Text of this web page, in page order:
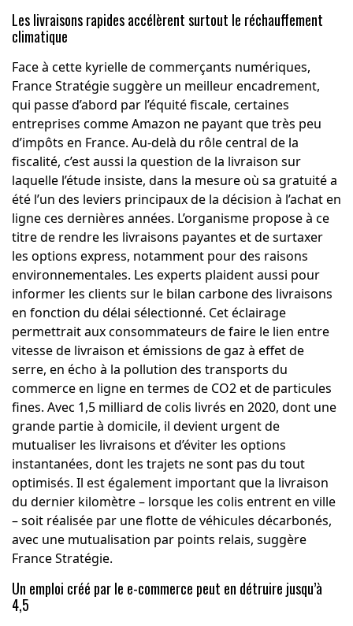
Les livraisons rapides accélèrent surtout le réchauffement
climatique
Face à cette kyrielle de commerçants numériques,
France Stratégie suggère un meilleur encadrement,
qui passe d’abord par l’équité fiscale, certaines
entreprises comme Amazon ne payant que très peu
d’impôts en France. Au-delà du rôle central de la
fiscalité, c’est aussi la question de la livraison sur
laquelle l’étude insiste, dans la mesure où sa gratuité a
été l’un des leviers principaux de la décision à l’achat en
ligne ces dernières années. L’organisme propose à ce
titre de rendre les livraisons payantes et de surtaxer
les options express, notamment pour des raisons
environnementales. Les experts plaident aussi pour
informer les clients sur le bilan carbone des livraisons
en fonction du délai sélectionné. Cet éclairage
permettrait aux consommateurs de faire le lien entre
vitesse de livraison et émissions de gaz à effet de
serre, en écho à la pollution des transports du
commerce en ligne en termes de CO2 et de particules
fines. Avec 1,5 milliard de colis livrés en 2020, dont une
grande partie à domicile, il devient urgent de
mutualiser les livraisons et d’éviter les options
instantanées, dont les trajets ne sont pas du tout
optimisés. Il est également important que la livraison
du dernier kilomètre – lorsque les colis entrent en ville
– soit réalisée par une flotte de véhicules décarbonés,
avec une mutualisation par points relais, suggère
France Stratégie.
Un emploi créé par le e-commerce peut en détruire jusqu’à
4,5